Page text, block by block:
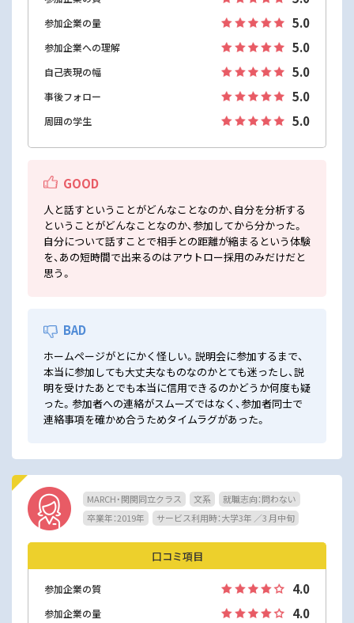
参加企業の量 5.0
参加企業への理解 5.0
自己表現の幅 5.0
事後フォロー 5.0
周囲の学生 5.0
GOOD
人と話すということがどんなことなのか、自分を分析する
ということがどんなことなのか、参加してから分かった。
自分について話すことで相手との距離が縮まるという体験
を、あの短時間で出来るのはアウトロー採用のみだけだと
思う。
BAD
ホームページがとにかく怪しい。説明会に参加するまで、
本当に参加しても大丈夫なものなのかとても迷ったし、説
明を受けたあとでも本当に信用できるのかどうか何度も疑
った。参加者への連絡がスムーズではなく、参加者同士で
連絡事項を確かめ合うためタイムラグがあった。
MARCH・関関同立クラス 文系
就職志向：問わない
卒業年：2019年
サービス利用時：大学3年 ／3 月中旬
口コミ項目
参加企業の質 4.0
参加企業の量 4.0